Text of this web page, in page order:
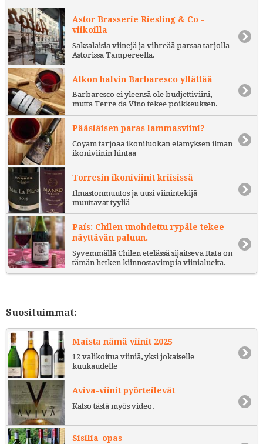
Astor Brasserie Riesling & Co -
viikoilla
Saksalaisia viinejä ja vihreää parsaa tarjolla
Astorissa Tampereella.
Alkon halvin Barbaresco yllättää
Barbaresco ei yleensä ole budjettiviini,
mutta Terre da Vino tekee poikkeuksen.
Pääsiäisen paras lammasviini?
Coyam tarjoaa ikoniluokan elämyksen ilman
ikoniviinin hintaa
Torresin ikoniviinit kriisissä
Ilmastonmuutos ja uusi viinintekijä
muuttavat tyyliä
País: Chilen unohdettu rypäle tekee
näyttävän paluun.
Syvemmällä Chilen etelässä sijaitseva Itata on
tämän hetken kiinnostavimpia viinialueita.
Suosituimmat:
Maista nämä viinit 2025
12 valikoitua viiniä, yksi jokaiselle
kuukaudelle
Aviva-viinit pyörteilevät
Katso tästä myös video.
Sisilia-opas